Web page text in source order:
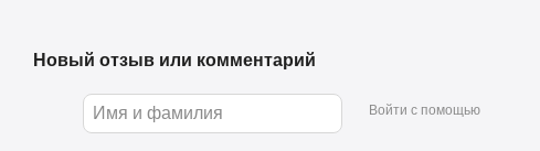
Новый отзыв или комментарий
Войти с помощью